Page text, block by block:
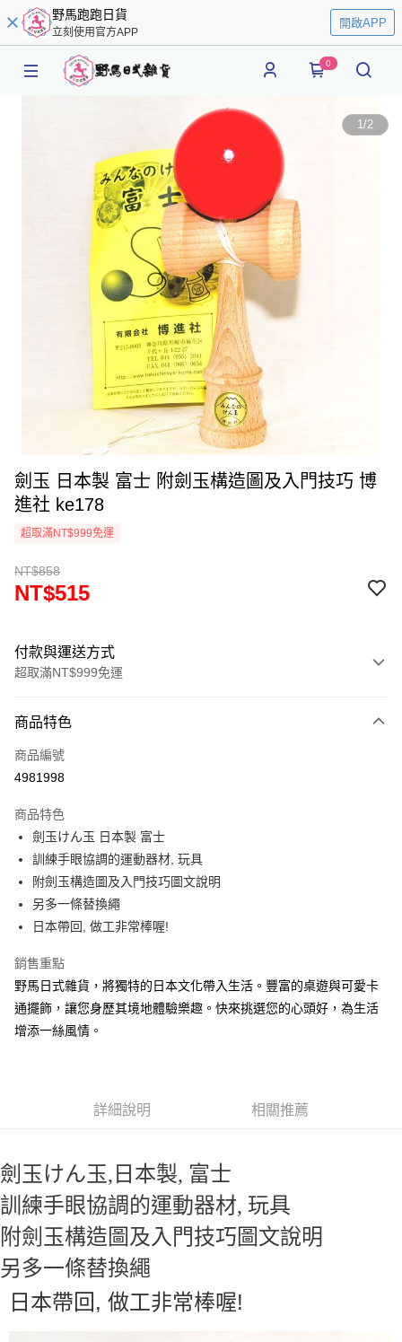
野馬跑跑日貨
立刻使用官方APP
開啟APP
0
1/2
劍玉 日本製 富士 附劍玉構造圖及入門技巧 博
進社 ke178
超取滿NT$999免運
NT$858
NT$515
付款與運送方式
超取滿NT$999免運
信用卡一次付款
信用卡分期付款
合作金庫商業銀行
華南商業銀行
上海商業儲蓄銀行
國泰世華商業銀行
兆豐國際商業銀行
臺灣中小企業銀行
匯豐（台灣）商業銀行
聯邦商業銀行
元大商業銀行
台新國際商業銀行
中國信託商業銀行
台灣樂天信用卡公司
超商取貨付款
LINE Pay
Apple Pay
街口支付
悠遊付
Google Pay
ATM付款
每筆NT$65，滿NT$999(含以上)免運費
7-11取貨付款
每筆NT$65，滿NT$999(含以上)免運費
付款後7-11取貨
每筆NT$65，滿NT$999(含以上)免運費
商品特色
商品編號
4981998
商品特色
劍玉けん玉 日本製 富士
訓練手眼協調的運動器材, 玩具
附劍玉構造圖及入門技巧圖文說明
另多一條替換繩
日本帶回, 做工非常棒喔!
銷售重點
野馬日式雜貨，將獨特的日本文化帶入生活。豐富的桌遊與可愛卡
通擺飾，讓您身歷其境地體驗樂趣。快來挑選您的心頭好，為生活
增添一絲風情。
詳細說明 相關推薦
劍玉けん玉,日本製, 富士
訓練手眼協調的運動器材, 玩具
附劍玉構造圖及入門技巧圖文說明
另多一條替換繩
日本帶回, 做工非常棒喔!